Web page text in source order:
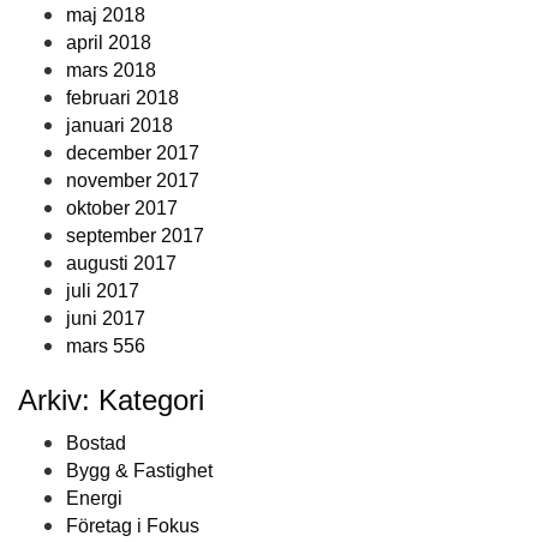
maj 2018
april 2018
mars 2018
februari 2018
januari 2018
december 2017
november 2017
oktober 2017
september 2017
augusti 2017
juli 2017
juni 2017
mars 556
Arkiv: Kategori
Bostad
Bygg & Fastighet
Energi
Företag i Fokus